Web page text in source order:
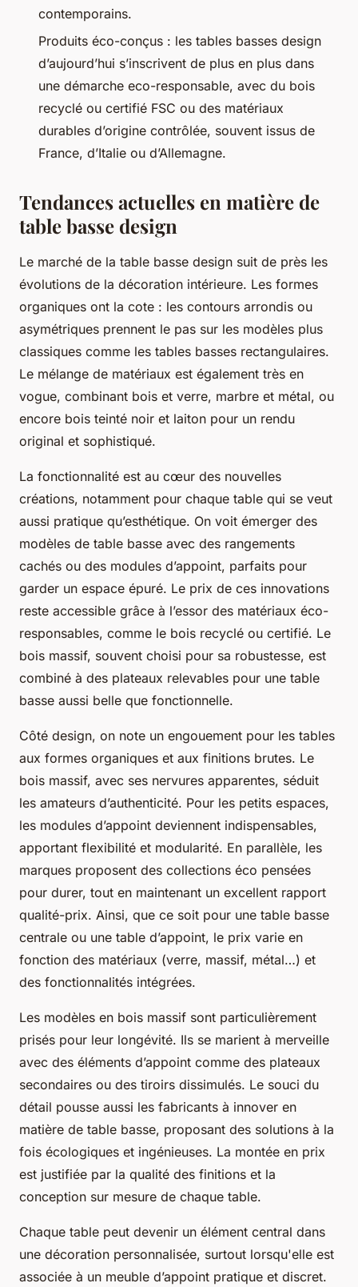
contemporains.
Produits éco-conçus : les tables basses design
d’aujourd’hui s’inscrivent de plus en plus dans
une démarche eco-responsable, avec du bois
recyclé ou certifié FSC ou des matériaux
durables d’origine contrôlée, souvent issus de
France, d’Italie ou d’Allemagne.
Tendances actuelles en matière de
table basse design
Le marché de la table basse design suit de près les
évolutions de la décoration intérieure. Les formes
organiques ont la cote : les contours arrondis ou
asymétriques prennent le pas sur les modèles plus
classiques comme les tables basses rectangulaires.
Le mélange de matériaux est également très en
vogue, combinant bois et verre, marbre et métal, ou
encore bois teinté noir et laiton pour un rendu
original et sophistiqué.
La fonctionnalité est au cœur des nouvelles
créations, notamment pour chaque table qui se veut
aussi pratique qu’esthétique. On voit émerger des
modèles de table basse avec des rangements
cachés ou des modules d’appoint, parfaits pour
garder un espace épuré. Le prix de ces innovations
reste accessible grâce à l’essor des matériaux éco-
responsables, comme le bois recyclé ou certifié. Le
bois massif, souvent choisi pour sa robustesse, est
combiné à des plateaux relevables pour une table
basse aussi belle que fonctionnelle.
Côté design, on note un engouement pour les tables
aux formes organiques et aux finitions brutes. Le
bois massif, avec ses nervures apparentes, séduit
les amateurs d’authenticité. Pour les petits espaces,
les modules d’appoint deviennent indispensables,
apportant flexibilité et modularité. En parallèle, les
marques proposent des collections éco pensées
pour durer, tout en maintenant un excellent rapport
qualité-prix. Ainsi, que ce soit pour une table basse
centrale ou une table d’appoint, le prix varie en
fonction des matériaux (verre, massif, métal…) et
des fonctionnalités intégrées.
Les modèles en bois massif sont particulièrement
prisés pour leur longévité. Ils se marient à merveille
avec des éléments d’appoint comme des plateaux
secondaires ou des tiroirs dissimulés. Le souci du
détail pousse aussi les fabricants à innover en
matière de table basse, proposant des solutions à la
fois écologiques et ingénieuses. La montée en prix
est justifiée par la qualité des finitions et la
conception sur mesure de chaque table.
Chaque table peut devenir un élément central dans
une décoration personnalisée, surtout lorsqu'elle est
associée à un meuble d’appoint pratique et discret.